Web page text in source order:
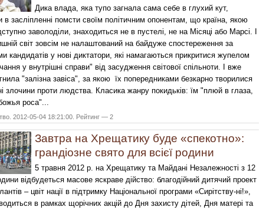
Дика влада, яка тупо загнала сама себе в глухий кут,
в засліпленні помсти своїм політичним опонентам, що країна, якою
заволоділи, знаходиться не в пустелі, не на Місяці або Марсі. І
світ зовсім не налаштований на байдуже спостереження за
кандидатів у нові диктатори, які намагаються прикритися жупелом
у внутрішні справи" від засудження світової спільноти. І вже
"залізна завіса", за якою їх попередниками безкарно творилися
злочини проти людства. Класика жанру покидьків: їм "плюй в глаза,
роса"...
2012-05-04 18:21:00. Рейтинг — 2
Завтра на Хрещатику буде «спекотно»:
грандіозне свято для всієї родини
5 травня 2012 р. на Хрещатику та Майдані Незалежності з 12
відбудеться масове яскраве дійство: благодійний дитячий проект
– цвіт нації в підтримку Національної програми «Сирітству-ні!»,
в рамках щорічних акцій до Дня захисту дітей, Дня матері та